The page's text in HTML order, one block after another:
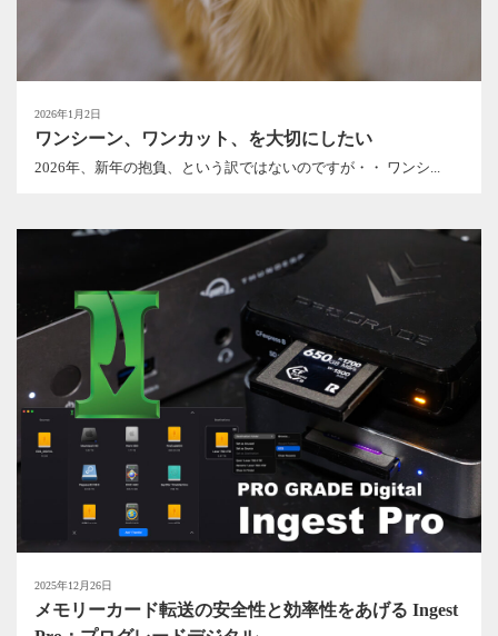
2026年1月2日
ワンシーン、ワンカット、を大切にしたい
2026年、新年の抱負、という訳ではないのですが・・ ワンシ...
2025年12月26日
メモリーカード転送の安全性と効率性をあげる Ingest